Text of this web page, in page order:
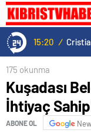
15:20 /
175 okunma
Kuşadası
İhtiyaç
ABONE OL